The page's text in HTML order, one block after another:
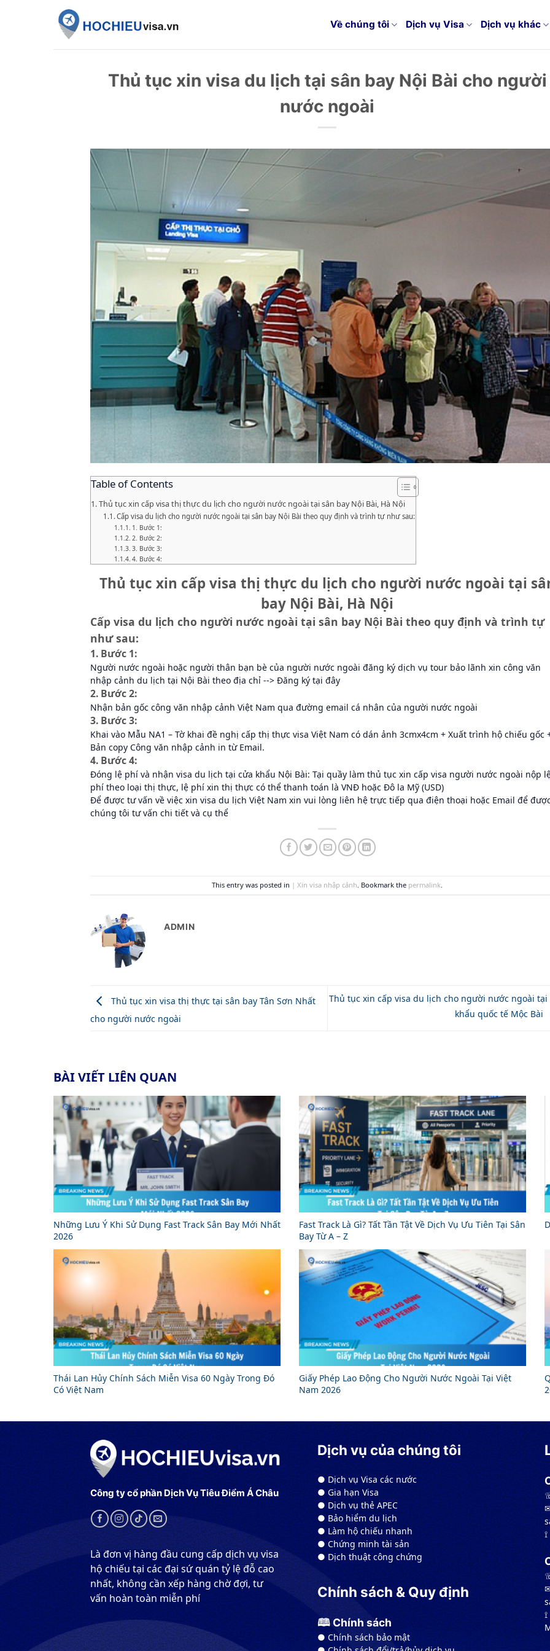
Về chúng tôi Dịch vụ Visa Dịch vụ khác
Thủ tục xin visa du lịch tại sân bay Nội Bài cho người
nước ngoài
Table of Contents
Thủ tục xin cấp visa thị thực du lịch cho người nước ngoài tại sân bay Nội Bài, Hà Nội
Cấp visa du lịch cho người nước ngoài tại sân bay Nội Bài theo quy định và trình tự như sau:
1. Bước 1:
2. Bước 2:
3. Bước 3:
4. Bước 4:
Thủ tục xin cấp visa thị thực du lịch cho người nước ngoài tại
bay Nội Bài, Hà Nội
Cấp visa du lịch cho người nước ngoài tại sân bay Nội Bài theo quy định và trình tự
như sau:
1. Bước 1:
Người nước ngoài hoặc người thân bạn bè của người nước ngoài đăng ký dịch vụ tour bảo lãnh xin công văn
nhập cảnh du lịch tại Nội Bài theo địa chỉ --> Đăng ký tại đây
2. Bước 2:
Nhận bản gốc công văn nhập cảnh Việt Nam qua đường email cá nhân của người nước ngoài
3. Bước 3:
Khai vào Mẫu NA1 – Tờ khai đề nghị cấp thị thực visa Việt Nam có dán ảnh 3cmx4cm + Xuất trình hộ chiếu gốc
Bản copy Công văn nhập cảnh in từ Email.
4. Bước 4:
Đóng lệ phí và nhận visa du lịch tại cửa khẩu Nội Bài: Tại quầy làm thủ tục xin cấp visa người nước ngoài nộp
phí theo loại thị thực, lệ phí xin thị thực có thể thanh toán là VNĐ hoặc Đô la Mỹ (USD)
Để được tư vấn về việc xin visa du lịch Việt Nam xin vui lòng liên hệ trực tiếp qua điện thoại hoặc Email để
chúng tôi tư vấn chi tiết và cụ thể
This entry was posted in | Xin visa nhập cảnh . Bookmark the permalink
ADMIN
Thủ tục xin visa thị thực tại sân bay Tân Sơn Nhất
cho người nước ngoài
Thủ tục xin cấp visa du lịch cho người nước ngoài tại
khẩu quốc tế Mộc Bài
BÀI VIẾT LIÊN QUAN
Những Lưu Ý Khi Sử Dụng Fast Track Sân Bay Mới Nhất
2026
Fast Track Là Gì? Tất Tần Tật Về Dịch Vụ Ưu Tiên Tại Sân
Bay Từ A – Z
Thái Lan Hủy Chính Sách Miễn Visa 60 Ngày Trong Đó
Có Việt Nam
Giấy Phép Lao Động Cho Người Nước Ngoài Tại Việt
Nam 2026
Công ty cổ phần Dịch Vụ Tiêu Điểm Á Châu
Là đơn vị hàng đầu cung cấp dịch vụ visa
hộ chiếu tại các đại sứ quán tỷ lệ đỗ cao
nhất, không cần xếp hàng chờ đợi, tư
vấn hoàn toàn miễn phí
Dịch vụ của chúng tôi
● Dịch vụ Visa các nước
● Gia hạn Visa
● Dịch vụ thẻ APEC
● Bảo hiểm du lịch
● Làm hộ chiếu nhanh
● Chứng minh tài sản
● Dịch thuật công chứng
Chính sách & Quy định
🕮 Chính sách
● Chính sách bảo mật